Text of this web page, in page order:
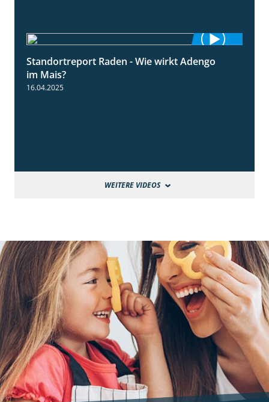
5:53
Standortreport Raden - Wie wirkt Adengo
im Mais?
16.04.2025
WEITERE VIDEOS